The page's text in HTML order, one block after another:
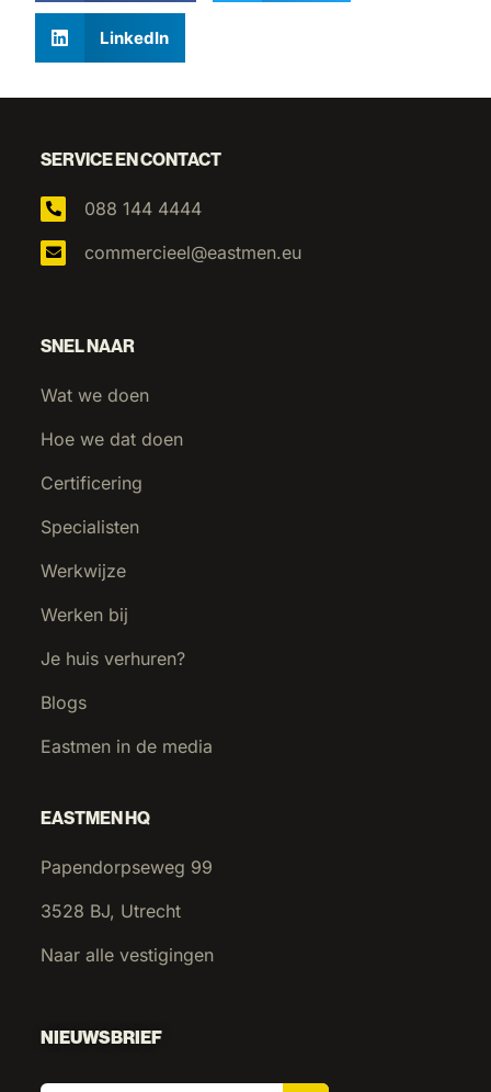
LinkedIn
SERVICE EN CONTACT
088 144 4444
commercieel@eastmen.eu
SNEL NAAR
Wat we doen
Hoe we dat doen
Certificering
Specialisten
Werkwijze
Werken bij
Je huis verhuren?
Blogs
Eastmen in de media
EASTMEN HQ
Papendorpseweg 99
3528 BJ, Utrecht
Naar alle vestigingen
NIEUWSBRIEF